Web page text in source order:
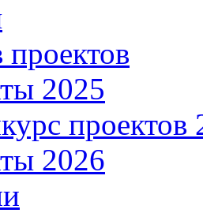
2025
проектов
2026